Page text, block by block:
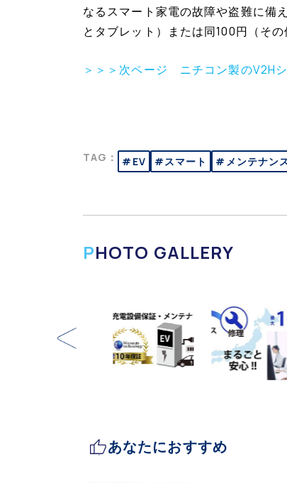
なるスマート家電の故障や盗難に備
とタブレット）または同100円（その
＞＞＞次ページ ニチコン製のV2H
TAG： #EV #スマート #メンテナン
PHOTO GALLERY
あなたにおすすめ